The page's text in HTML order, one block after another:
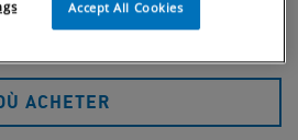
ACHETER
ACHETER
Accept All Cookies